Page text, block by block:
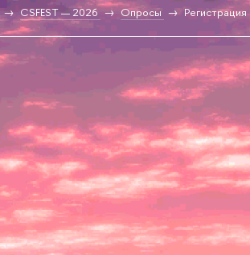
CSFЕST — 2026 Опросы
Регистрация